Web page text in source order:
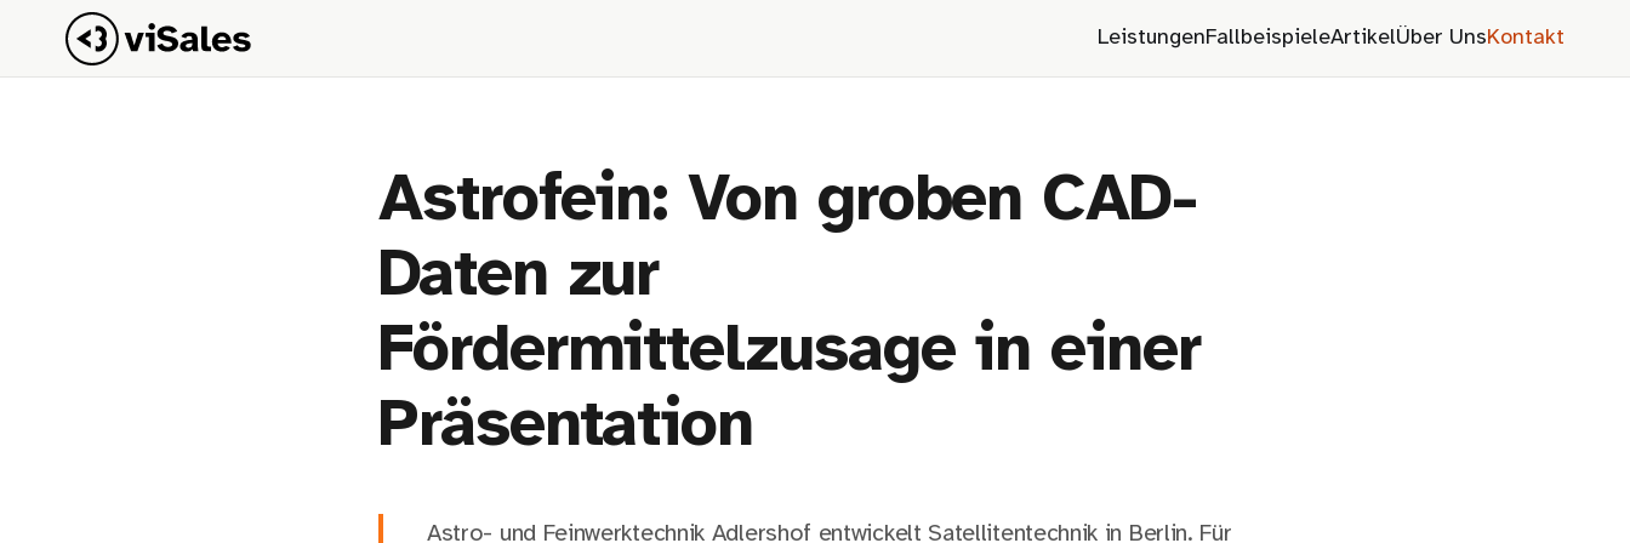
LeistungenFallbeispieleArtikelÜber UnsKontakt
Astrofein: Von groben CAD-
Daten zur
Fördermittelzusage in einer
Präsentation
Astro- und Feinwerktechnik Adlershof entwickelt Satellitentechnik in Berlin. Für